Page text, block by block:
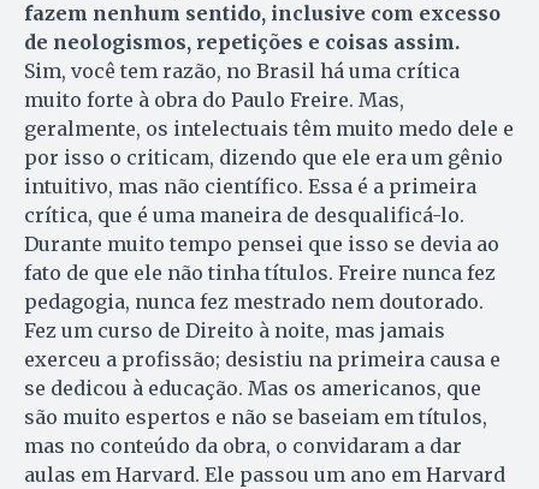
fazem ne­nhum sentido, inclusive com excesso
de neologismos, repetições e coisas assim.
Sim, você tem razão, no Brasil há uma crítica
muito forte à obra do Paulo Freire. Mas,
geralmente, os intelectuais têm muito medo dele e
por isso o criticam, dizendo que ele era um gênio
intuitivo, mas não científico. Essa é a primeira
crítica, que é uma maneira de desqualificá-lo.
Durante muito tempo pensei que isso se devia ao
fato de que ele não tinha títulos. Freire nunca fez
pedagogia, nunca fez mestrado nem doutorado.
Fez um curso de Direito à noite, mas jamais
exerceu a profissão; desistiu na primeira causa e
se dedicou à educação. Mas os americanos, que
são muito espertos e não se baseiam em títulos,
mas no conteúdo da obra, o convidaram a dar
aulas em Harvard. Ele passou um ano em Harvard